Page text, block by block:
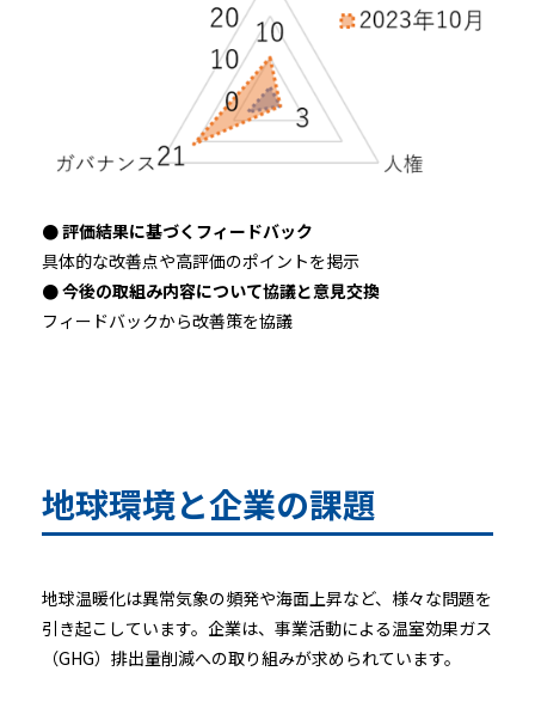
● 評価結果に基づくフィードバック
具体的な改善点や高評価のポイントを掲示
● 今後の取組み内容について協議と意見交換
フィードバックから改善策を協議
地球環境と企業の課題
地球温暖化は異常気象の頻発や海面上昇など、様々な問題を
引き起こしています。企業は、事業活動による温室効果ガス
（GHG）排出量削減への取り組みが求められています。